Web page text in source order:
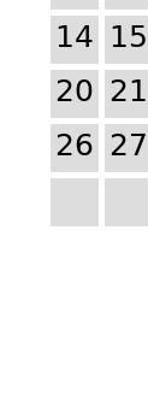
14 15
20 21
26 27